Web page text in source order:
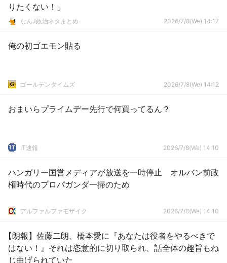
りたくない！」
なんJ政治ネタまとめ 2026/7/8(We) 14:17
俺の初ゴエモン貼る
ゴールデンタイムズ 2026/7/8(We) 14:12
おまいらプライムデー先行で何買ってるん？
IT速報 2026/7/8(We) 14:10
ハンガリー国営メディアが放送を一時停止 オルバン前政
権時代のプロパガンダ一掃のため
アルファルファモザイク 2026/7/8(We) 14:10
【朗報】佐藤二朗、橋本愛に『あなたは役者をやるべきで
はない！』それは恣意的に切り取られ、話全体の趣旨もね
じ曲げられていた